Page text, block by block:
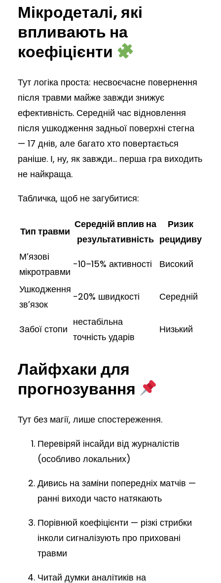
Мікродеталі, які
впливають на
коефіцієнти
Тут логіка проста: несвоєчасне повернення
після травми майже завжди знижує
ефективність. Середній час відновлення
після ушкодження задньої поверхні стегна
— 17 днів, але багато хто повертається
раніше. І, ну, як завжди… перша гра виходить
не найкраща.
Табличка, щоб не загубитися:
Тип травми
Середній вплив на
результативність
Ризик
рецидиву
М’язові
мікротравми
−10–15% активності Високий
Ушкодження
зв’язок
−20% швидкості Середній
Забої стопи
нестабільна
точність ударів
Низький
Лайфхаки для
прогнозування
Тут без магії, лише спостереження.
Перевіряй інсайди від журналістів
(особливо локальних)
Дивись на заміни попередніх матчів —
ранні виходи часто натякають
Порівнюй коефіцієнти — різкі стрибки
інколи сигналізують про приховані
травми
Читай думки аналітиків на